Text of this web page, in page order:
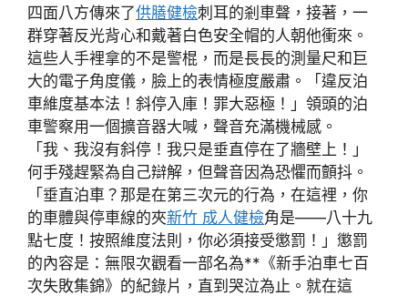
四面八方傳來了供膳健檢刺耳的剎車聲，接著，一
群穿著反光背心和戴著白色安全帽的人朝他衝來。
這些人手裡拿的不是警棍，而是長長的測量尺和巨
大的電子角度儀，臉上的表情極度嚴肅。「違反泊
車維度基本法！斜停入庫！罪大惡極！」領頭的泊
車警察用一個擴音器大喊，聲音充滿機械感。
「我、我沒有斜停！我只是垂直停在了牆壁上！」
何手殘趕緊為自己辯解，但聲音因為恐懼而顫抖。
「垂直泊車？那是在第三次元的行為，在這裡，你
的車體與停車線的夾新竹 成人健檢角是——八十九
點七度！按照維度法則，你必須接受懲罰！」懲罰
的內容是：無限次觀看一部名為**《新手泊車七百
次失敗集錦》的紀錄片，直到哭泣為止。就在這